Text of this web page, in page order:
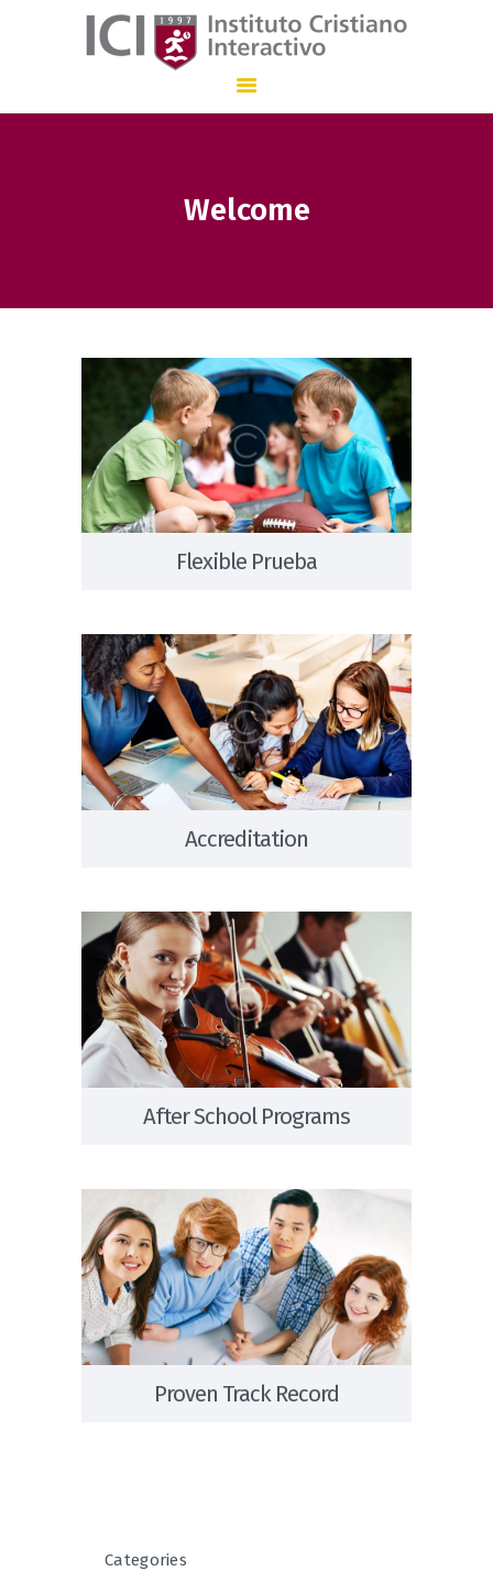
Welcome
Instituto Cristiano Interactivo
INSTITUCIÓN EDUCATIVA CON ENSEÑANZA BILINGÜE QUE, DESDE 1.997
STAFF
Flexible Prueba
Accreditation
After School Programs
Proven Track Record
Categories